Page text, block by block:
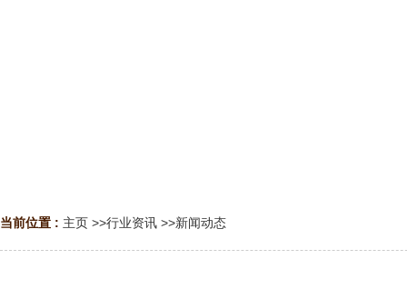
当前位置 : 主页 >>行业资讯 >>新闻动态